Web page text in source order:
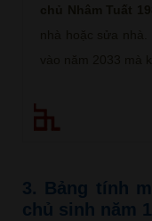
3. Bảng tính
chủ sinh năm